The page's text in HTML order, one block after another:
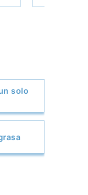
solo